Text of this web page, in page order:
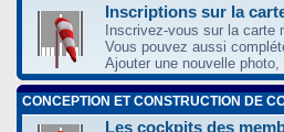
Inscriptions sur la
Inscrivez-vous sur la carte
Vous pouvez aussi
Ajouter une nouvelle
CONCEPTION ET CONSTRUCTION DE
Les cockpits des